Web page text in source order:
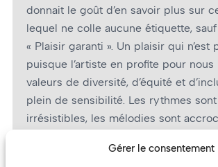
Gérer le consentement
donnait le goût d’en savoir plus sur
lequel ne colle aucune étiquette,
« Plaisir garanti ». Un plaisir qui n’est
puisque l’artiste en profite pour
valeurs de diversité, d’équité et
plein de sensibilité. Les rythmes
irrésistibles, les mélodies sont